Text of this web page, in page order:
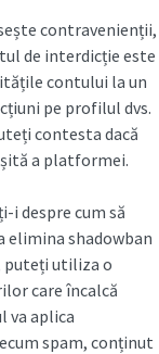
contravenienții,
de interdicție este
contului la un
pe profilul dvs.
contesta dacă
a platformei.
i despre cum să
elimina shadowban
puteți utiliza o
care încalcă
va aplica
spam, conținut